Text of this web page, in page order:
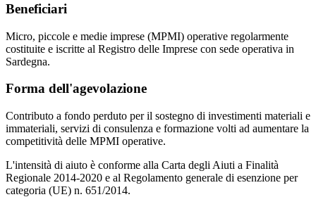
Beneficiari
Micro, piccole e medie imprese (MPMI) operative regolarmente
costituite e iscritte al Registro delle Imprese con sede operativa in
Sardegna.
Forma dell'agevolazione
Contributo a fondo perduto per il sostegno di investimenti materiali e
immateriali, servizi di consulenza e formazione volti ad aumentare la
competitività delle MPMI operative.
L'intensità di aiuto è conforme alla Carta degli Aiuti a Finalità
Regionale 2014-2020 e al Regolamento generale di esenzione per
categoria (UE) n. 651/2014.